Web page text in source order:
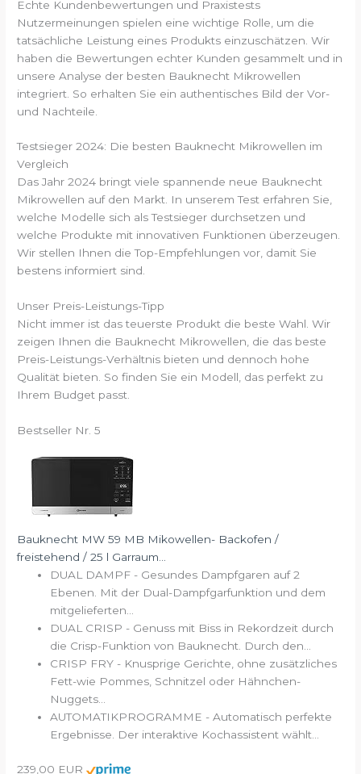
Echte Kundenbewertungen und Praxistests
Nutzermeinungen spielen eine wichtige Rolle, um die
tatsächliche Leistung eines Produkts einzuschätzen. Wir
haben die Bewertungen echter Kunden gesammelt und in
unsere Analyse der besten Bauknecht Mikrowellen
integriert. So erhalten Sie ein authentisches Bild der Vor-
und Nachteile.
Testsieger 2024: Die besten Bauknecht Mikrowellen im
Vergleich
Das Jahr 2024 bringt viele spannende neue Bauknecht
Mikrowellen auf den Markt. In unserem Test erfahren Sie,
welche Modelle sich als Testsieger durchsetzen und
welche Produkte mit innovativen Funktionen überzeugen.
Wir stellen Ihnen die Top-Empfehlungen vor, damit Sie
bestens informiert sind.
Unser Preis-Leistungs-Tipp
Nicht immer ist das teuerste Produkt die beste Wahl. Wir
zeigen Ihnen die Bauknecht Mikrowellen, die das beste
Preis-Leistungs-Verhältnis bieten und dennoch hohe
Qualität bieten. So finden Sie ein Modell, das perfekt zu
Ihrem Budget passt.
Bestseller Nr. 5
Bauknecht MW 59 MB Mikowellen- Backofen /
freistehend / 25 l Garraum...
DUAL DAMPF - Gesundes Dampfgaren auf 2
Ebenen. Mit der Dual-Dampfgarfunktion und dem
mitgelieferten...
DUAL CRISP - Genuss mit Biss in Rekordzeit durch
die Crisp-Funktion von Bauknecht. Durch den...
CRISP FRY - Knusprige Gerichte, ohne zusätzliches
Fett-wie Pommes, Schnitzel oder Hähnchen-
Nuggets...
AUTOMATIKPROGRAMME - Automatisch perfekte
Ergebnisse. Der interaktive Kochassistent wählt...
239,00 EUR